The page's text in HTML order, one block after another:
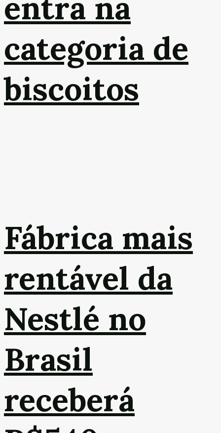
categoria de
biscoitos
Fábrica mais
rentável da
Nestlé no
Brasil
receberá